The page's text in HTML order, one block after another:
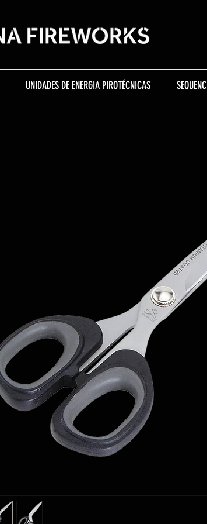
UNIDADES DE ENERGIA PIROTÉCNICAS